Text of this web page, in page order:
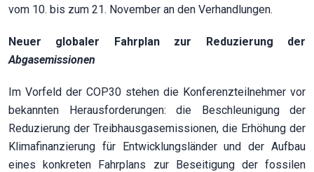
vom 10. bis zum 21. November an den Verhandlungen.
Neuer globaler Fahrplan zur Reduzierung der
Abgasemissionen
Im Vorfeld der COP30 stehen die Konferenzteilnehmer vor
bekannten Herausforderungen: die Beschleunigung der
Reduzierung der Treibhausgasemissionen, die Erhöhung der
Klimafinanzierung für Entwicklungsländer und der Aufbau
eines konkreten Fahrplans zur Beseitigung der fossilen